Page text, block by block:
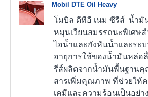
Mobil DTE Oil Heavy
โมบิล ดีทีอี เนม ซีรีส์ น้ำมั
หมุนเวียนสมรรถนะพิเศษ
ไอน้ำและกังหันน้ำและระ
อายุการใช้ของน้ำมันหล่อ
รีส์ผลิตจากน้ำมันพื้นฐานคุ
สารเพิ่มคุณภาพ ที่ช่วยให้
เคมีและความร้อนเป็นอย่า